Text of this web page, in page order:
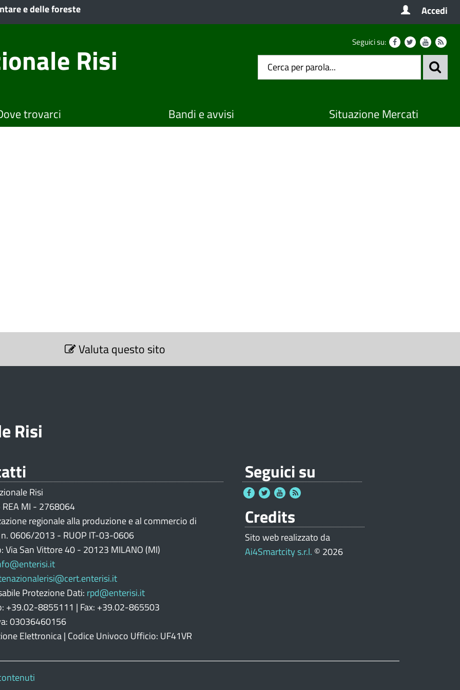
e delle foreste Accedi
Risi Seguici su:
trovarci Bandi e avvisi Situazione Mercati
Valuta questo sito
Risi
Risi
MI - 2768064
regionale alla produzione e al commercio di
0606/2013 - RUOP IT-03-0606
Via San Vittore 40 - 20123 MILANO (MI)
Protezione Dati: rpd@enterisi.it
+39.02-8855111 | Fax: +39.02-865503
03036460156
Elettronica | Codice Univoco Ufficio: UF41VR
Seguici su
Credits
Sito web realizzato da
Ai4Smartcity s.r.l. © 2026